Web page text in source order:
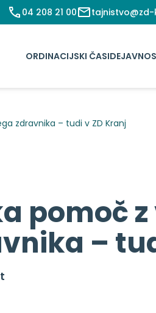
04 208 21 00 tajnistvo@zd-
ORDINACIJSKI ČASI
zdravnika – tudi v ZD Kranj
pomoč
–